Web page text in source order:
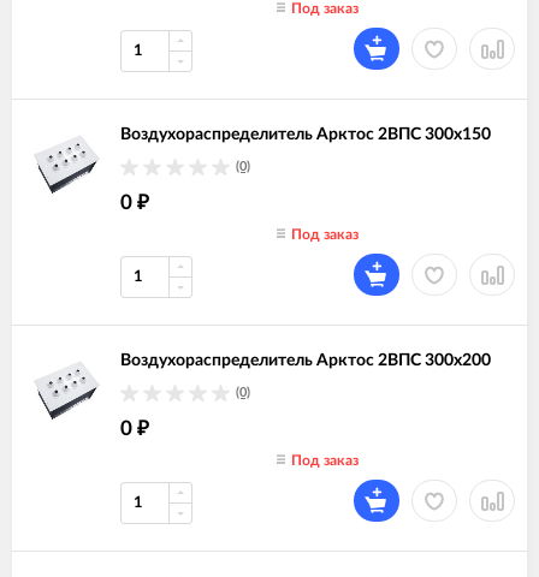
Под заказ
Воздухораспределитель Арктос 2ВПС 300х150
(0)
0 ₽
Под заказ
Воздухораспределитель Арктос 2ВПС 300х200
(0)
0 ₽
Под заказ